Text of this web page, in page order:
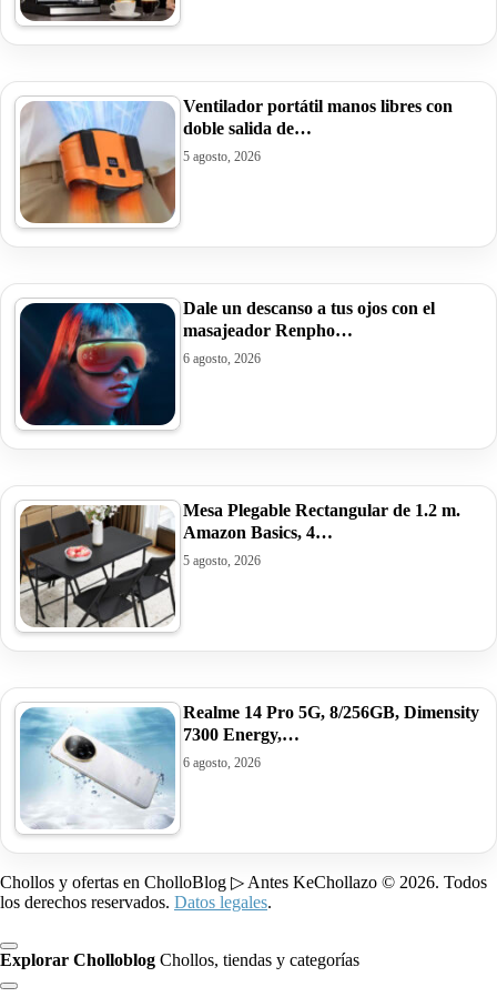
Ventilador portátil manos libres con
doble salida de…
5 agosto, 2026
Dale un descanso a tus ojos con el
masajeador Renpho…
6 agosto, 2026
Mesa Plegable Rectangular de 1.2 m.
Amazon Basics, 4…
5 agosto, 2026
Realme 14 Pro 5G, 8/256GB, Dimensity
7300 Energy,…
6 agosto, 2026
Chollos y ofertas en CholloBlog ▷ Antes KeChollazo © 2026. Todos
los derechos reservados. Datos legales.
Explorar Cholloblog Chollos, tiendas y categorías